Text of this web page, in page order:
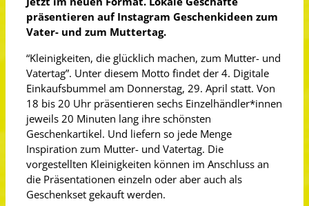
präsentieren auf Instagram Geschenkideen zum
Vater- und zum Muttertag.
“Kleinigkeiten, die glücklich machen, zum Mutter- und
Vatertag”. Unter diesem Motto findet der 4. Digitale
Einkaufsbummel am Donnerstag, 29. April statt. Von
18 bis 20 Uhr präsentieren sechs Einzelhändler*innen
jeweils 20 Minuten lang ihre schönsten
Geschenkartikel. Und liefern so jede Menge
Inspiration zum Mutter- und Vatertag. Die
vorgestellten Kleinigkeiten können im Anschluss an
die Präsentationen einzeln oder aber auch als
Geschenkset gekauft werden.